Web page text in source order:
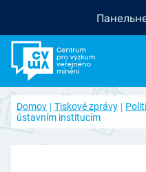
Domov Tiskové zprávy
ústavním institucím